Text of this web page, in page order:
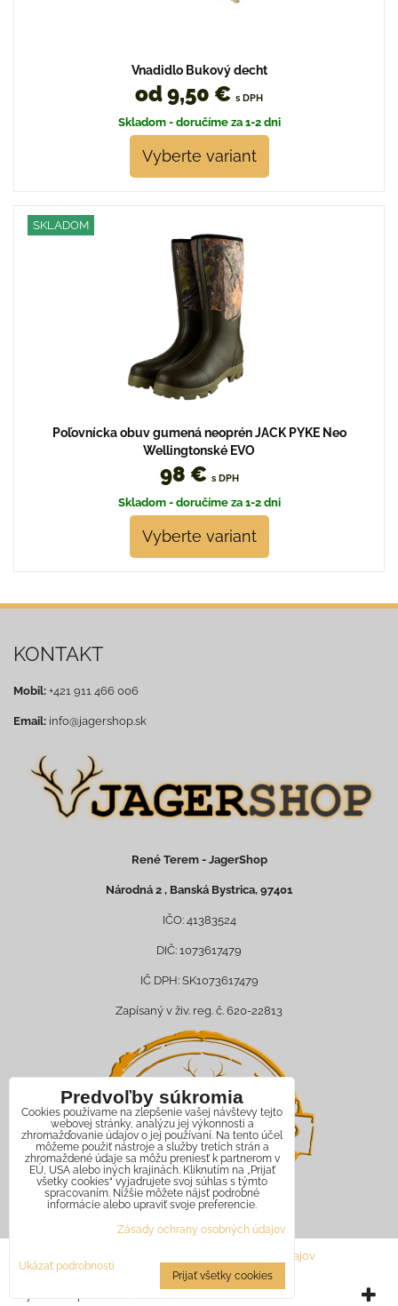
Vnadidlo Bukový decht
od 9,50 € s DPH
Skladom - doručíme za 1-2 dni
Vyberte variant
SKLADOM
Poľovnícka obuv gumená neoprén JACK PYKE Neo
Wellingtonské EVO
98 € s DPH
Skladom - doručíme za 1-2 dni
Vyberte variant
KONTAKT
Mobil: +421 911 466 006
Email: info@jagershop.sk
René Terem - JagerShop
Národná 2 , Banská Bystrica, 97401
IČO: 41383524
DIČ: 1073617479
IČ DPH: SK1073617479
Zapísaný v živ. reg. č. 620-22813
Zásady ochrany osobných údajov
Predvoľby súkromia
Cookies používame na zlepšenie vašej návštevy tejto
webovej stránky, analýzu jej výkonnosti a
zhromažďovanie údajov o jej používaní. Na tento účel
môžeme použiť nástroje a služby tretích strán a
zhromaždené údaje sa môžu preniesť k partnerom v
EÚ, USA alebo iných krajinách. Kliknutím na „Prijať
všetky cookies“ vyjadrujete svoj súhlas s týmto
spracovaním. Nižšie môžete nájsť podrobné
informácie alebo upraviť svoje preferencie.
Zásady ochrany osobných údajov
Ukázať podrobnosti
Prijať všetky cookies